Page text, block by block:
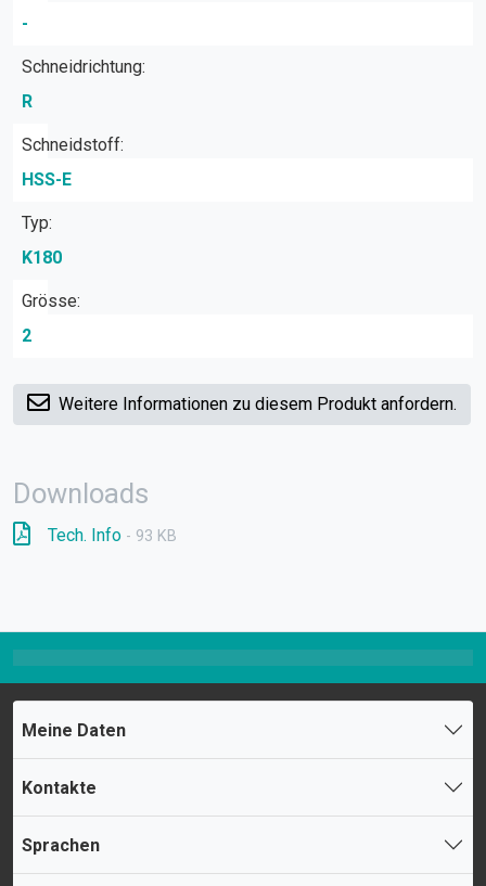
-
Schneidrichtung:
R
Schneidstoff:
HSS-E
Typ:
K180
Grösse:
2
Weitere Informationen zu diesem Produkt anfordern.
Downloads
Tech. Info - 93 KB
Meine Daten
Kontakte
Sprachen